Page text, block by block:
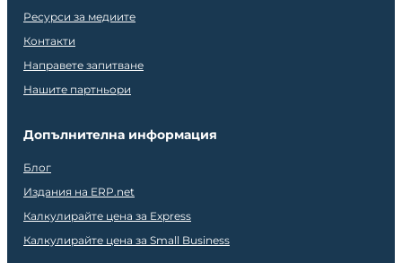
Ресурси за медиите
Контакти
Направете запитване
Нашите партньори
Допълнителна информация
Блог
Издания на ERP.net
Калкулирайте цена за Express
Калкулирайте цена за Small Business